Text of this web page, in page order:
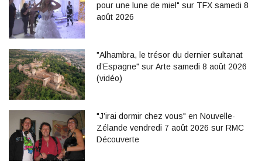
pour une lune de miel" sur TFX samedi 8
août 2026
"Alhambra, le trésor du dernier sultanat
d’Espagne" sur Arte samedi 8 août 2026
(vidéo)
"J’irai dormir chez vous" en Nouvelle-
Zélande vendredi 7 août 2026 sur RMC
Découverte